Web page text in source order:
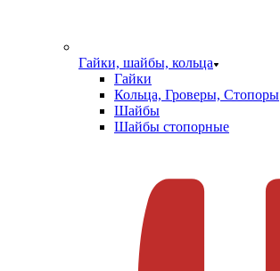
Гайки, шайбы, кольца
Гайки
Кольца, Гроверы, Стопоры
Шайбы
Шайбы стопорные